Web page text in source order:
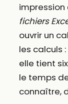
fichiers
ouvrir un
les calculs
elle tient
le temps
connaître,